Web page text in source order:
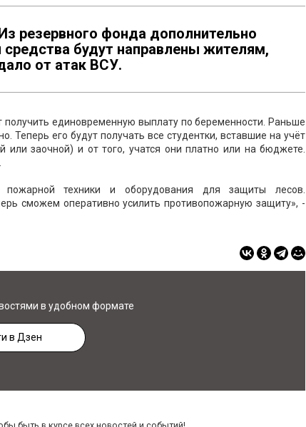
резервного фонда дополнительно
будут направлены жителям,
от атак ВСУ.
единовременную выплату по беременности. Раньше
Теперь его будут получать все студентки, вставшие на учёт
заочной) и от того, учатся они платно или на бюджете.
техники и оборудования для защиты лесов.
сможем оперативно усилить противопожарную защиту», -
в удобном формате
в Дзен